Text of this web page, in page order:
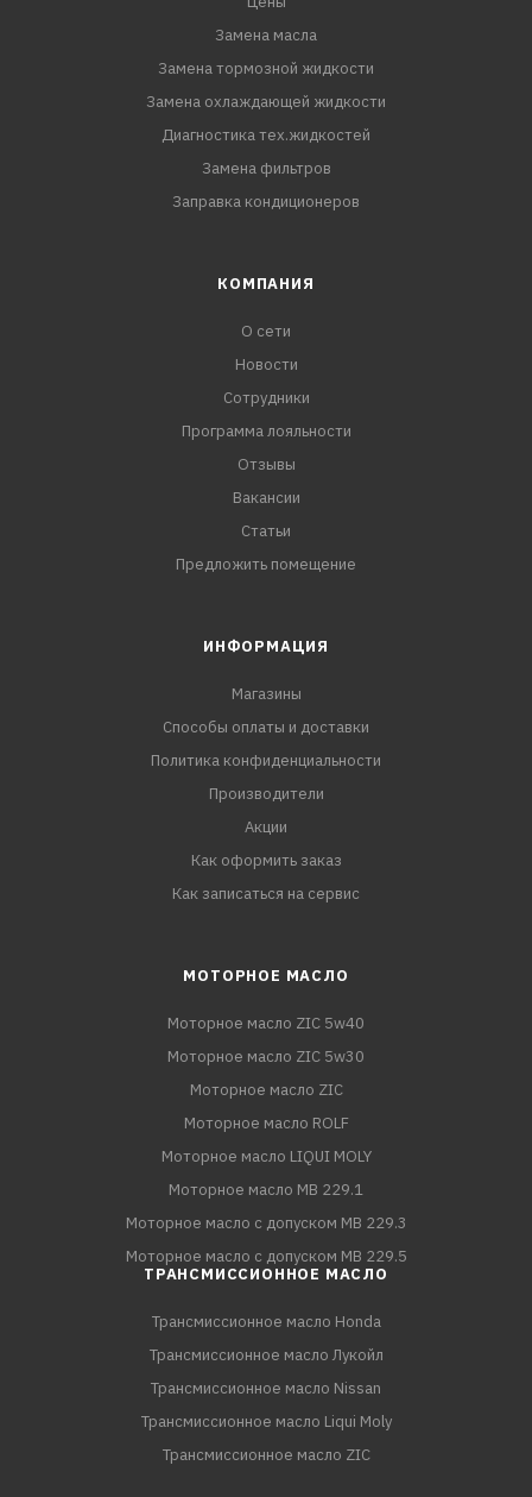
Замена масла
Замена тормозной жидкости
Замена охлаждающей жидкости
Диагностика тех.жидкостей
Замена фильтров
Заправка кондиционеров
КОМПАНИЯ
О сети
Новости
Сотрудники
Программа лояльности
Отзывы
Вакансии
Статьи
Предложить помещение
ИНФОРМАЦИЯ
Магазины
Способы оплаты и доставки
Политика конфиденциальности
Производители
Акции
Как оформить заказ
Как записаться на сервис
МОТОРНОЕ МАСЛО
Моторное масло ZIC 5w40
Моторное масло ZIC 5w30
Моторное масло ZIC
Моторное масло ROLF
Моторное масло LIQUI MOLY
Моторное масло MB 229.1
Моторное масло с допуском MB 229.3
Моторное масло с допуском MB 229.5
ТРАНСМИССИОННОЕ МАСЛО
Трансмиссионное масло Honda
Трансмиссионное масло Лукойл
Трансмиссионное масло Nissan
Трансмиссионное масло Liqui Moly
Трансмиссионное масло ZIC